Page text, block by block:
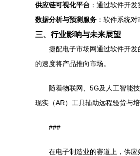
供应链可视化平台 ：通过软件开
数据分析与预测服务 ：软件系统
三、行业影响与未来展望
捷配电子市场网通过软件开
的速度将产品推向市场。
随着物联网、5G及人工智能
现实（AR）工具辅助远程验货与
###
在电子制造业的赛道上，供